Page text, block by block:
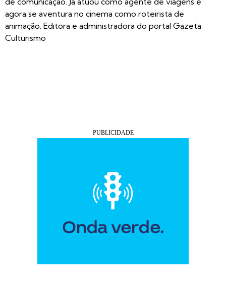
agora se aventura no cinema como roteirista de
animação. Editora e administradora do portal Gazeta
Culturismo